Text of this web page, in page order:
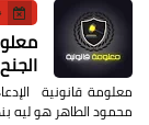
الجنح
معلومة قانونية
محمود الطاهر هو ليه